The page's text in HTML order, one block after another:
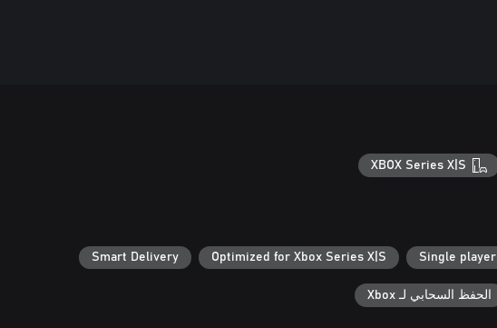
XBOX Series X|S
Single player
Optimized for Xbox Series X|S
Smart Delivery
الحفظ السحابي لـ Xbox